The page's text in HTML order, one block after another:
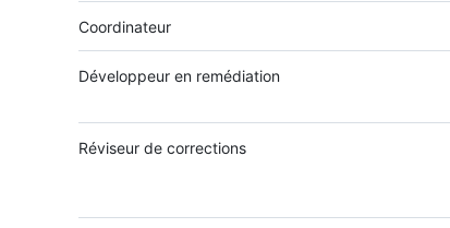
Coordinateur
Développeur en remédiation
Réviseur de corrections